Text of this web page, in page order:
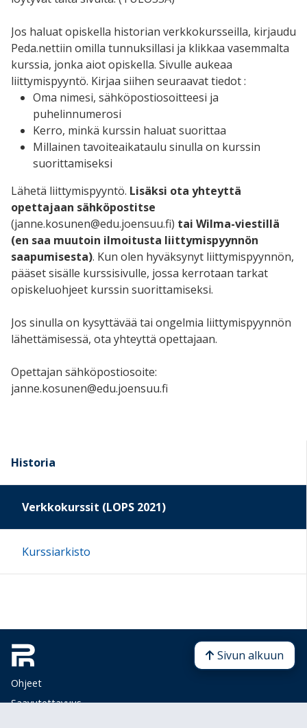
Jos haluat opiskella historian verkkokursseilla, kirjaudu
Peda.nettiin omilla tunnuksillasi ja klikkaa vasemmalta
kurssia, jonka aiot opiskella. Sivulle aukeaa
liittymispyyntö. Kirjaa siihen seuraavat tiedot :
Oma nimesi, sähköpostiosoitteesi ja
puhelinnumerosi
Kerro, minkä kurssin haluat suorittaa
Millainen tavoiteaikataulu sinulla on kurssin
suorittamiseksi
Lähetä liittymispyyntö. Lisäksi ota yhteyttä
opettajaan sähköpostitse
(janne.kosunen@edu.joensuu.fi) tai Wilma-viestillä
(en saa muutoin ilmoitusta liittymispyynnön
saapumisesta). Kun olen hyväksynyt liittymispyynnön,
pääset sisälle kurssisivulle, jossa kerrotaan tarkat
opiskeluohjeet kurssin suorittamiseksi.
Jos sinulla on kysyttävää tai ongelmia liittymispyynnön
lähettämisessä, ota yhteyttä opettajaan.
Opettajan sähköpostiosoite:
janne.kosunen@edu.joensuu.fi
Historia
Verkkokurssit (LOPS 2021)
Kurssiarkisto
Ohjeet
Saavutettavuus
Sivun alkuun